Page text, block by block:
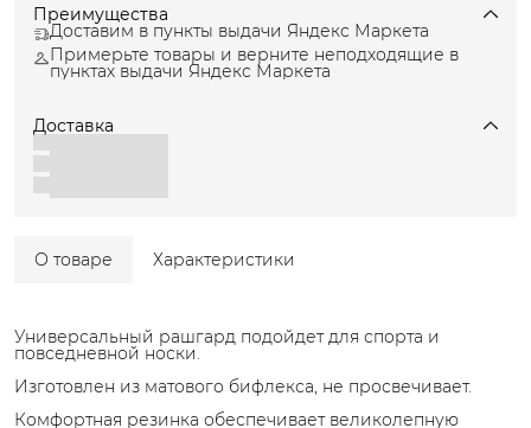
Преимущества
Доставим в пункты выдачи Яндекс Маркета
Примерьте товары и верните неподходящие в
пунктах выдачи Яндекс Маркета
Доставка
О товаре Характеристики
Универсальный рашгард подойдет для спорта и
повседневной носки.
Изготовлен из матового бифлекса, не просвечивает.
Комфортная резинка обеспечивает великолепную